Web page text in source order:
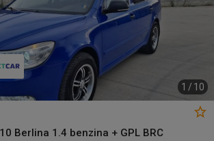
1 / 10
Berlina 1.4 benzina + GPL BRC